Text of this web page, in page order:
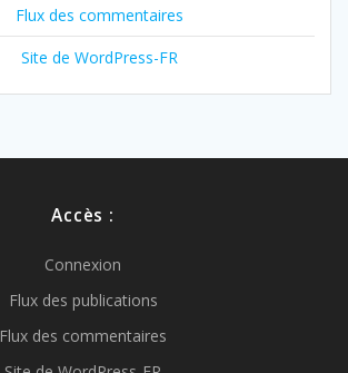
Flux des commentaires
Site de WordPress-FR
Accès :
Connexion
Flux des publications
Flux des commentaires